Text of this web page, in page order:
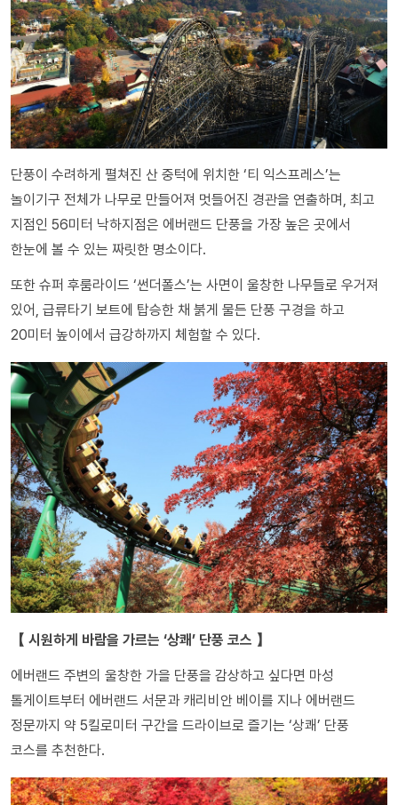
단풍이 수려하게 펼쳐진 산 중턱에 위치한 ‘티 익스프레스’는
놀이기구 전체가 나무로 만들어져 멋들어진 경관을 연출하며, 최고
지점인 56미터 낙하지점은 에버랜드 단풍을 가장 높은 곳에서
한눈에 볼 수 있는 짜릿한 명소이다.
또한 슈퍼 후룸라이드 ‘썬더폴스’는 사면이 울창한 나무들로 우거져
있어, 급류타기 보트에 탑승한 채 붉게 물든 단풍 구경을 하고
20미터 높이에서 급강하까지 체험할 수 있다.
【 시원하게 바람을 가르는 ‘상쾌’ 단풍 코스 】
에버랜드 주변의 울창한 가을 단풍을 감상하고 싶다면 마성
톨게이트부터 에버랜드 서문과 캐리비안 베이를 지나 에버랜드
정문까지 약 5킬로미터 구간을 드라이브로 즐기는 ‘상쾌’ 단풍
코스를 추천한다.